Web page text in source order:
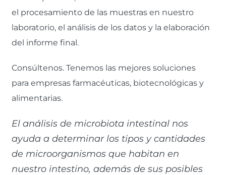
el procesamiento de las muestras en nuestro
laboratorio, el análisis de los datos y la elaboración
del informe final.
Consúltenos. Tenemos las mejores soluciones
para empresas farmacéuticas, biotecnológicas y
alimentarias.
El análisis de microbiota intestinal nos
ayuda a determinar los tipos y cantidades
de microorganismos que habitan en
nuestro intestino, además de sus posibles